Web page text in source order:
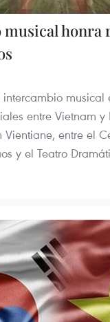
honra
musical
entre Vietnam
entre el
y el Teatro